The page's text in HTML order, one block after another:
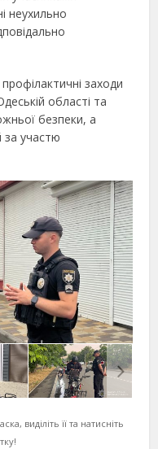
неухильно
заходи
області та
безпеки, а
за участю
виділіть її та натисніть